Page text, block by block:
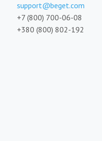
support@beget.com
+7 (800) 700-06-08
+380 (800) 802-192